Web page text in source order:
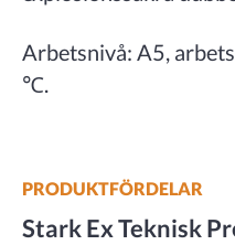
Arbetsnivå: A5,
℃.
PRODUKTFÖRDELAR
Stark Ex Teknisk